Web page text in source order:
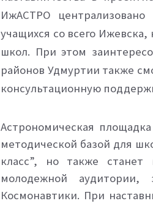
ИжАСТРО
учащихся со всего
школ. При этом
районов Удмуртии также
консультационную
Астрономическая
методической базой для
класс”, но также
молодежной аудитории,
Космонавтики. При